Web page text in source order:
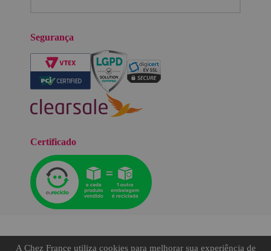
A Chez France utiliza cookies para melhorar sua experiência de
Segurança
Certificado